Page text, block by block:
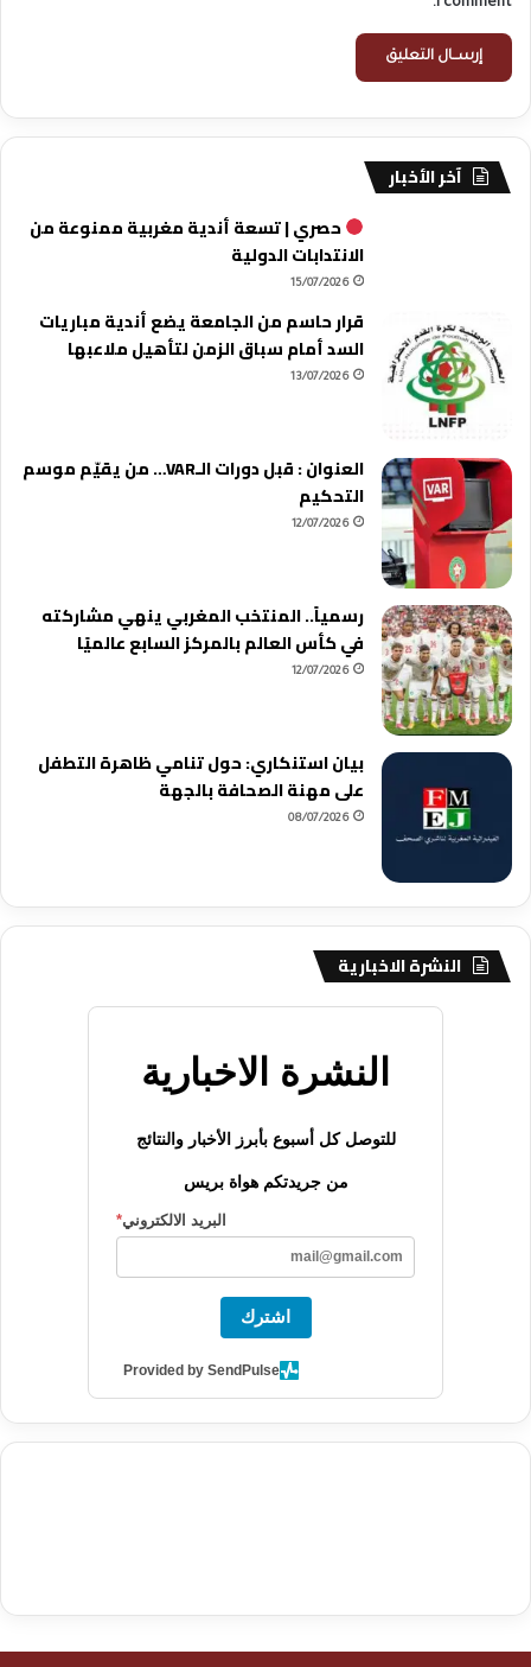
I comment.
آخر الأخبار
حصري | تسعة أندية مغربية ممنوعة من
الانتدابات الدولية
15/07/2026
قرار حاسم من الجامعة يضع أندية مباريات
السد أمام سباق الزمن لتأهيل ملاعبها
13/07/2026
العنوان : قبل دورات الـVAR… من يقيّم موسم
التحكيم
12/07/2026
رسمياً.. المنتخب المغربي ينهي مشاركته
في كأس العالم بالمركز السابع عالميًا
12/07/2026
بيان استنكاري: حول تنامي ظاهرة التطفل
على مهنة الصحافة بالجهة
08/07/2026
النشرة الاخبارية
النشرة الاخبارية
للتوصل كل أسبوع بأبرز الأخبار والنتائج
من جريدتكم هواة بريس
البريد الالكتروني*
اشترك
Provided by SendPulse